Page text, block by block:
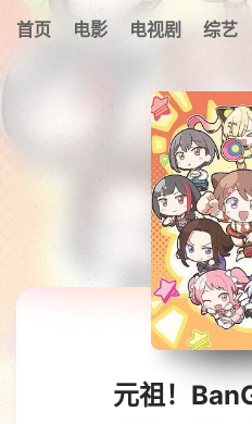
首页 电影 电视剧 综艺
暂无观
元祖！